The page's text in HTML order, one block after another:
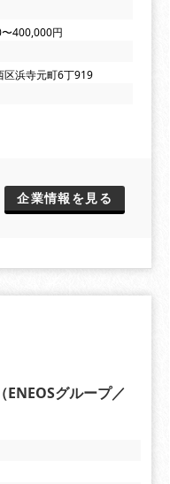
400,000円
区浜寺元町6丁919
企業情報を見る
グループ／